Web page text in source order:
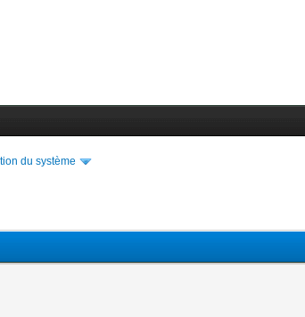
du système